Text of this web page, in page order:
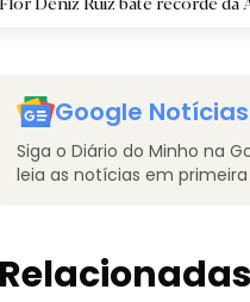
Google Notícias
Siga o Diário do Minho na
leia as notícias em